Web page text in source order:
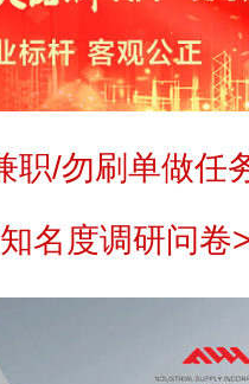
职/勿刷单做任
名度调研问卷